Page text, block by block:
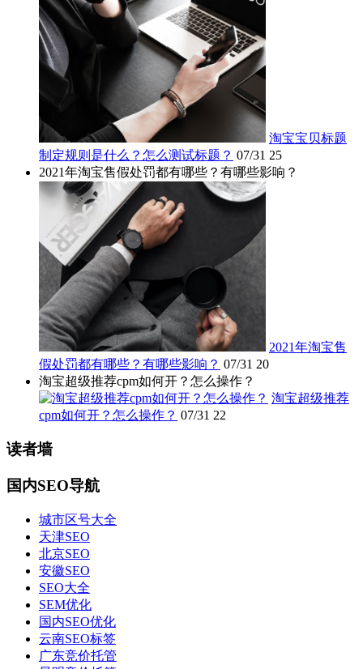
淘宝宝贝标题
制定规则是什么？怎么测试标题？ 07/31 25
2021年淘宝售假处罚都有哪些？有哪些影响？
2021年淘宝售
假处罚都有哪些？有哪些影响？ 07/31 20
淘宝超级推荐cpm如何开？怎么操作？
淘宝超级推荐
cpm如何开？怎么操作？ 07/31 22
读者墙
国内SEO导航
城市区号大全
天津SEO
北京SEO
安徽SEO
SEO大全
SEM优化
国内SEO优化
云南SEO标签
广东竞价托管